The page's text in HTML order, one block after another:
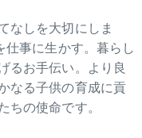
なしを大切にしま
事に生かす。暮らし
るお手伝い。より良
なる子供の育成に貢
ちの使命です。